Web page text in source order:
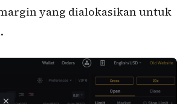
yang dialokasikan untuk